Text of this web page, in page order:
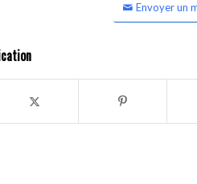
Envoyer un